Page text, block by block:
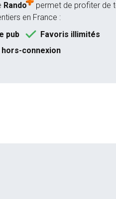
Rando
permet de profiter de
en France :
pub
Favoris illimités
hors-connexion